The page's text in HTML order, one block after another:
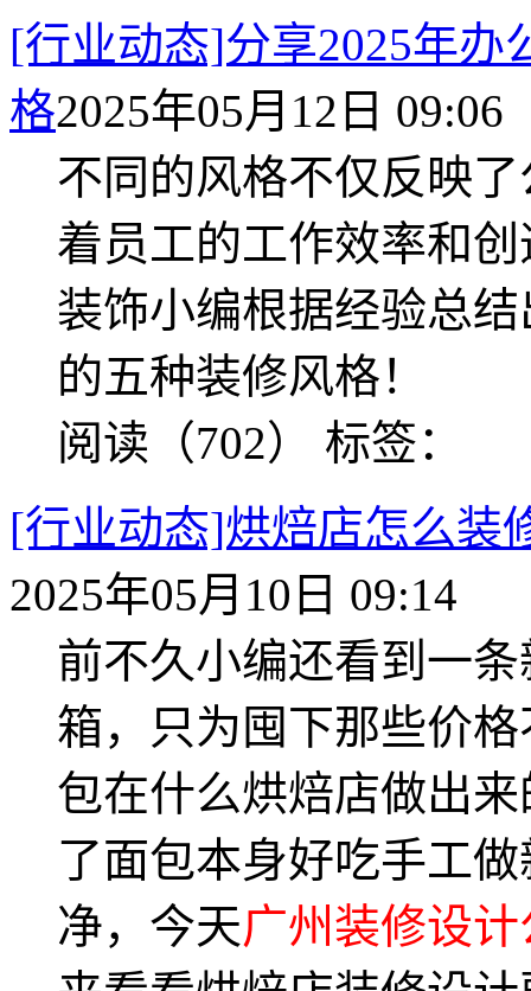
[行业动态]分享2025年办
格2025年05月12日 09:06
不同的风格不仅反映
着员工的工作效率和
装饰小编根据经验总
的五种装修风格！
阅读（702） 标签：
[行业动态]烘焙店怎么装
2025年05月10日 09:14
前不久小编还看到一
箱，只为囤下那些价
包在什么烘焙店做出
了面包本身好吃手工
净，今天广州装修设